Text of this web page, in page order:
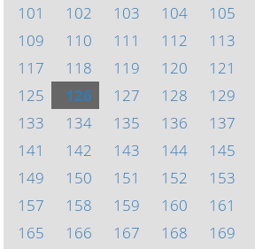
101
102 103 104 105
109
110 111 112 113
117
118 119 120 121
125
126 127 128 129
133
134 135 136 137
141
142 143 144 145
149
150 151 152 153
157
158 159 160 161
165
166 167 168 169